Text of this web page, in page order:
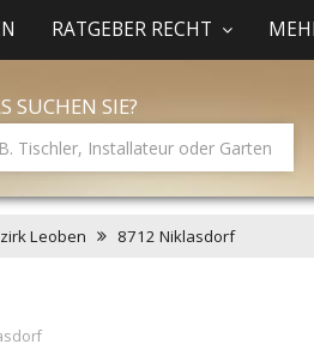
RATGEBER RECHT
SUCHEN SIE?
Leoben 8712 Niklasdorf